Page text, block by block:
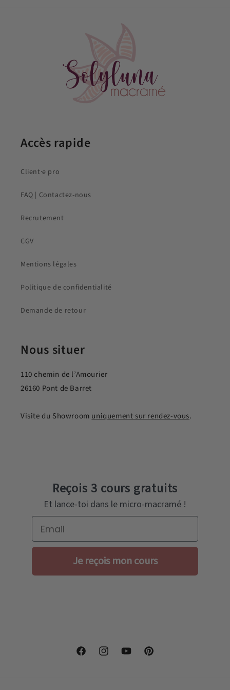
Accès rapide
Client·e pro
FAQ | Contactez-nous
Recrutement
CGV
Mentions légales
Politique de confidentialité
Demande de retour
Nous situer
110 chemin de l’Amourier
26160 Pont de Barret
Visite du Showroom uniquement sur rendez-vous.
Reçois 3 cours gratuits
Et lance-toi dans le micro-macramé !
Email
Je reçois mon cours
FacebookInstagramYouTubePinterest